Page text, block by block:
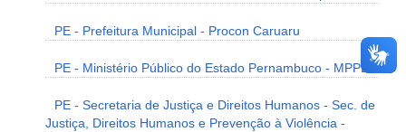
PE - Prefeitura Municipal - Procon Caruaru
PE - Ministério Público do Estado Pernambuco - MPPE
PE - Secretaria de Justiça e Direitos Humanos - Sec. de
Justiça, Direitos Humanos e Prevenção à Violência -